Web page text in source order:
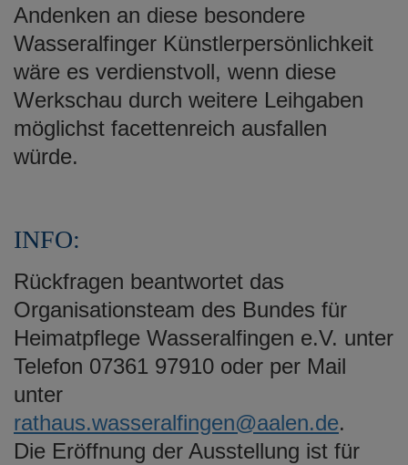
Andenken an diese besondere
Wasseralfinger Künstlerpersönlichkeit
wäre es verdienstvoll, wenn diese
Werkschau durch weitere Leihgaben
möglichst facettenreich ausfallen
würde.
INFO:
Rückfragen beantwortet das
Organisationsteam des Bundes für
Heimatpflege Wasseralfingen e.V. unter
Telefon 07361 97910 oder per Mail
unter
rathaus.wasseralfingen@aalen.de.
Die Eröffnung der Ausstellung ist für